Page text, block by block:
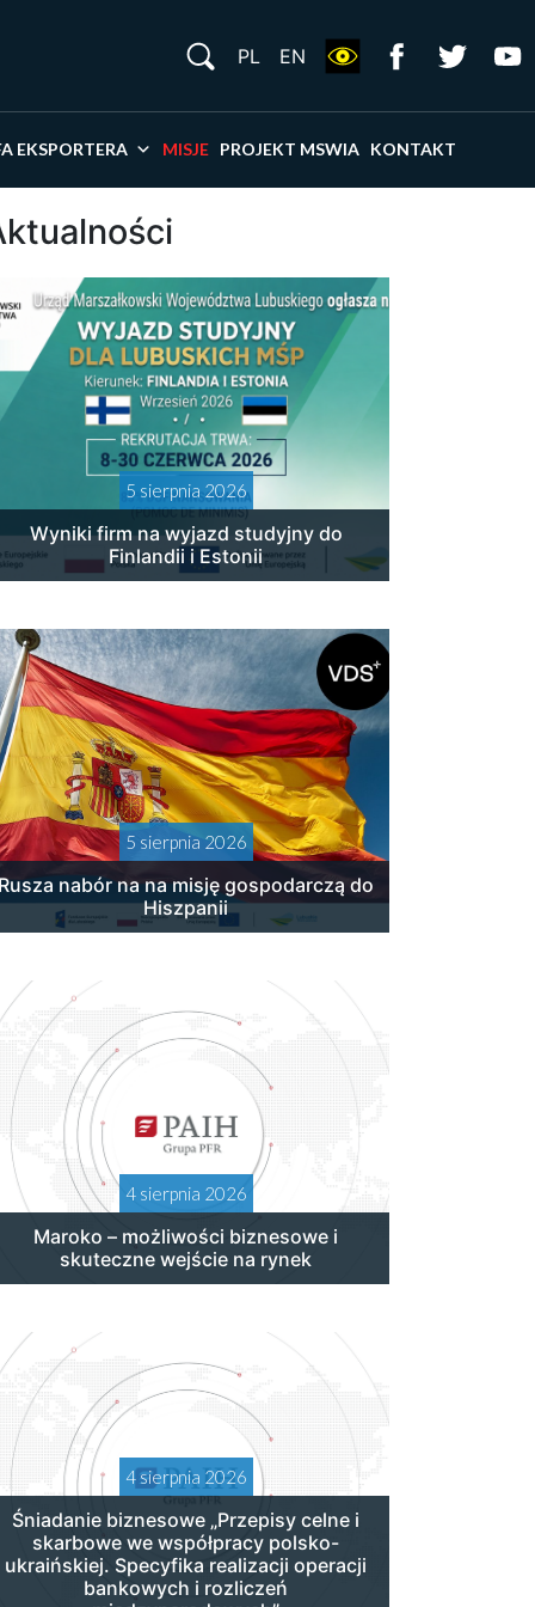
EKSPORTERA MISJE PROJEKT MSWIA KONTAKT
PL EN
5 sierpnia 2026
Wyniki firm na wyjazd studyjny do
Finlandii i Estonii
5 sierpnia 2026
nabór na na misję gospodarczą do
Hiszpanii
4 sierpnia 2026
Maroko – możliwości biznesowe i
skuteczne wejście na rynek
4 sierpnia 2026
Śniadanie biznesowe „Przepisy celne i
skarbowe we współpracy polsko-
ukraińskiej. Specyfika realizacji operacji
bankowych i rozliczeń